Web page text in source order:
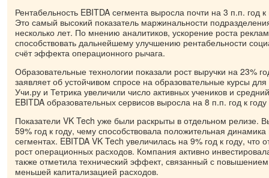
Рентабельность EBITDA сегмента выросла почти на 3 п.п. год
Это самый высокий показатель маржинальности
несколько лет. По мнению аналитиков, ускорение роста
способствовать дальнейшему улучшению рентабельности
счёт эффекта операционного рычага.
Образовательные технологии показали рост выручки на 23%
заявляет об устойчивом спросе на образовательные курсы
Учи.ру и Тетрика увеличили число активных учеников и
EBITDA образовательных сервисов выросла на 8 п.п. год к
Показатели VK Tech уже были раскрыты в отдельном релизе.
59% год к году, чему способствовала положительная
сегментах. EBITDA VK Tech увеличилась на 9% год к году,
рост операционных расходов. Компания активно
также отметила технический эффект, связанный с
меньшей капитализацией расходов.